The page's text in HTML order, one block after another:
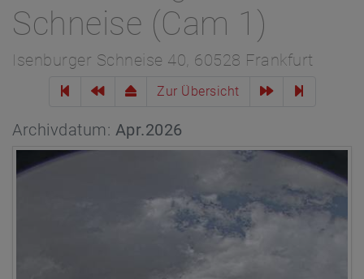
Schneise (Cam 1)
Isenburger Schneise 40, 60528 Frankfurt
Zur Übersicht
Archivdatum: Apr.2026